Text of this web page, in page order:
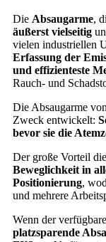
Die Absaugarme,
äußerst vielseitig
vielen industriellen
Erfassung der
und effizienteste
Rauch- und
Die Absaugarme von
Zweck entwickelt:
bevor sie die
Der große Vorteil
Beweglichkeit in
Positionierung,
und mehrere
Wenn der
platzsparende